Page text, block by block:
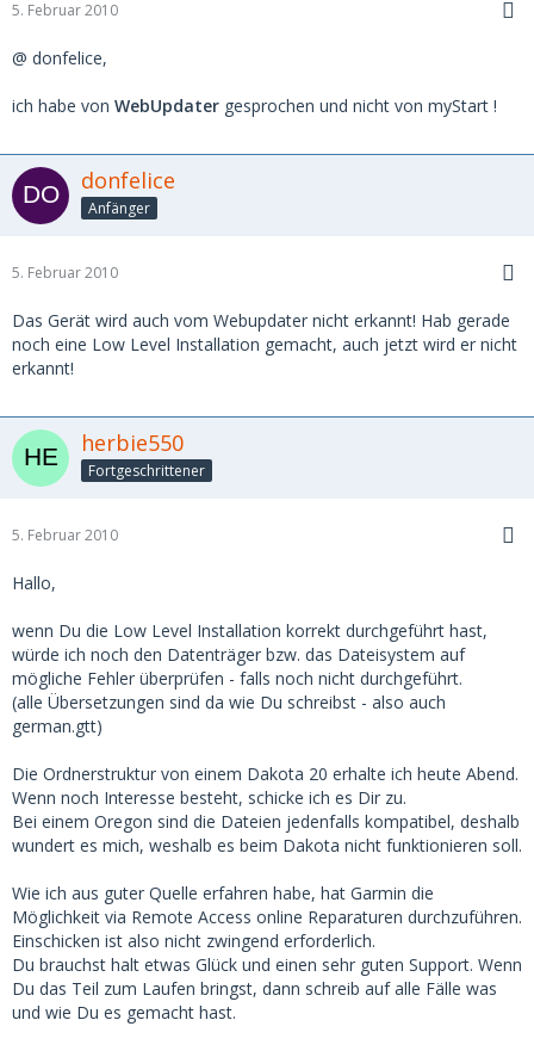
5. Februar 2010
@ donfelice,
ich habe von WebUpdater gesprochen und nicht von myStart !
donfelice
Anfänger
5. Februar 2010
Das Gerät wird auch vom Webupdater nicht erkannt! Hab gerade
noch eine Low Level Installation gemacht, auch jetzt wird er nicht
erkannt!
herbie550
Fortgeschrittener
5. Februar 2010
Hallo,
wenn Du die Low Level Installation korrekt durchgeführt hast,
würde ich noch den Datenträger bzw. das Dateisystem auf
mögliche Fehler überprüfen - falls noch nicht durchgeführt.
(alle Übersetzungen sind da wie Du schreibst - also auch
german.gtt)
Die Ordnerstruktur von einem Dakota 20 erhalte ich heute Abend.
Wenn noch Interesse besteht, schicke ich es Dir zu.
Bei einem Oregon sind die Dateien jedenfalls kompatibel, deshalb
wundert es mich, weshalb es beim Dakota nicht funktionieren soll.
Wie ich aus guter Quelle erfahren habe, hat Garmin die
Möglichkeit via Remote Access online Reparaturen durchzuführen.
Einschicken ist also nicht zwingend erforderlich.
Du brauchst halt etwas Glück und einen sehr guten Support. Wenn
Du das Teil zum Laufen bringst, dann schreib auf alle Fälle was
und wie Du es gemacht hast.